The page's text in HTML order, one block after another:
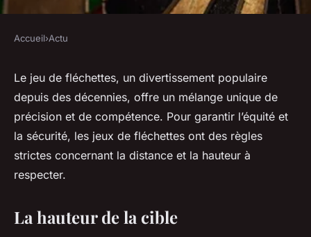
Distance et hauteur
réglementaires des jeux de
fléchettes
michelle •28 septembre 2023•2 min de lecture
Accueil›Actu
Le jeu de fléchettes, un divertissement populaire
depuis des décennies, offre un mélange unique de
précision et de compétence. Pour garantir l’équité et
la sécurité, les jeux de fléchettes ont des règles
strictes concernant la distance et la hauteur à
respecter.
La hauteur de la cible